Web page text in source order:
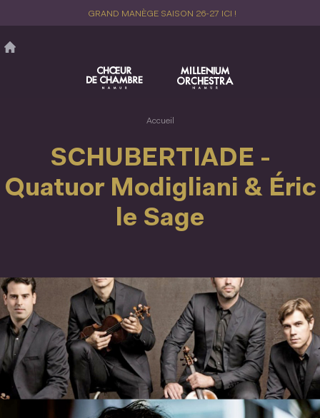
principal
GRAND MANÈGE SAISON 26-27 ICI !
Accueil
SCHUBERTIADE -
Quatuor Modigliani & Éric
le Sage